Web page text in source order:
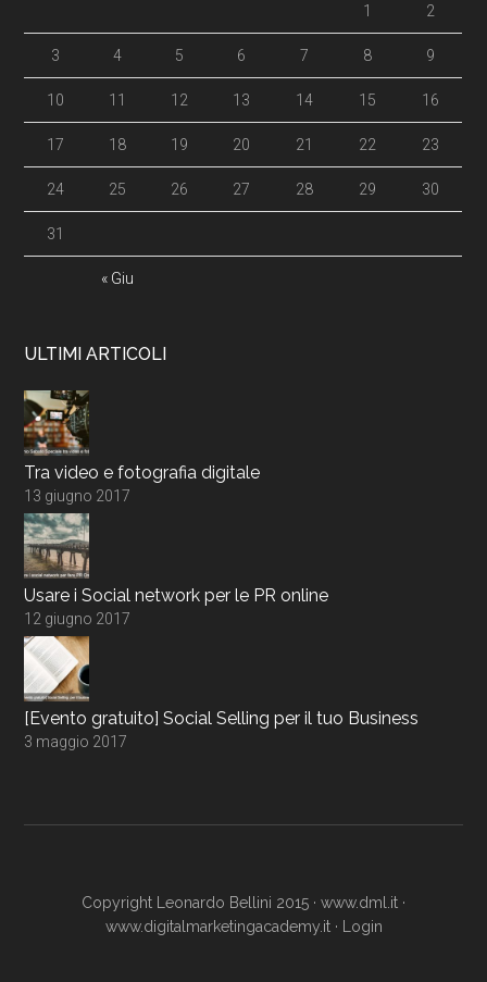
« Giu
1 2
3 4 5 6 7 8 9
10 11 12 13 14 15 16
17 18 19 20 21 22 23
24 25 26 27 28 29 30
31
ULTIMI ARTICOLI
Tra video e fotografia digitale
13 giugno 2017
Usare i Social network per le PR online
12 giugno 2017
[Evento gratuito] Social Selling per il tuo Business
3 maggio 2017
Copyright Leonardo Bellini 2015 · www.dml.it ·
www.digitalmarketingacademy.it· Login